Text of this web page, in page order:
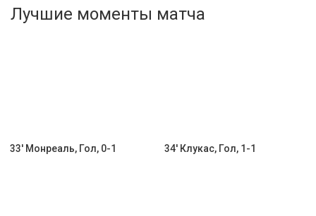
Активировать промокод
Лучшие моменты матча
33' Монреаль, Гол, 0-1 34' Клукас, Гол, 1-1